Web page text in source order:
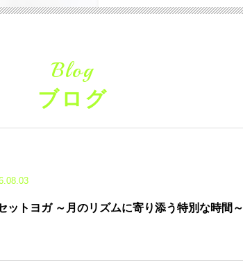
Blog
ブログ
ットヨガ ～月のリズムに寄り添う特別な時間～